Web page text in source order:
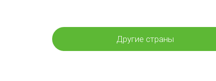
Другие страны